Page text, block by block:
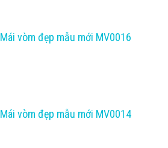
Mái vòm đẹp mẫu mới MV0016
Mái vòm đẹp mẫu mới MV0014